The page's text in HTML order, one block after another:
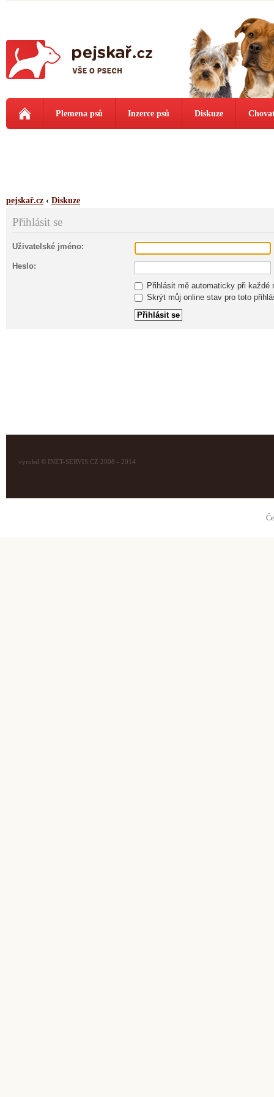
Plemena psů Inzerce psů Diskuze
pejskař.cz ‹ Diskuze
Přihlásit se
Uživatelské jméno:
Heslo:
Přihlásit mě automaticky při každé
Skrýt můj online stav pro toto
vyrobil © INET-SERVIS.CZ 2008 - 2014